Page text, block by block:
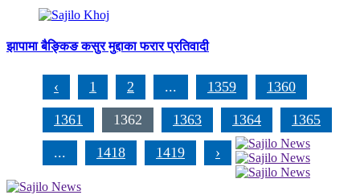
झापामा बैङ्किङ कसुर मुद्दाका फरार प्रतिवादी
‹ 1 2 ... 1359 1360
1361 1362 1363 1364 1365
... 1418 1419 ›